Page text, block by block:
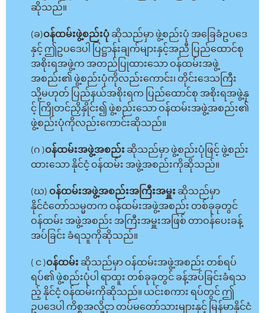
ဆိုသည်။
(ခ)ဝန်ထမ်းဖွဲ့စည်းပုံ ဆိုသည်မှာ ဖွဲ့စည်းပုံ အခြေခံဥပဒေ
နှင့် ဤဥပဒေပါ ပြဋ္ဌာန်းချက်များနှင့်အညီ ပြည်ထောင်စု
အစိုးရအဖွဲ့က အတည်ပြုထားသော ဝန်ထမ်းအဖွဲ့
အစည်း၏ ဖွဲ့စည်းပုံကိုလည်းကောင်း၊ တိုင်းဒေသကြီး
သို့မဟုတ် ပြည်နယ်အစိုးရက ပြည်ထောင်စု အစိုးရအဖွဲ့နှ
င့် ကြိုတင်ညှိနှိုင်း၍ ဖွဲ့စည်းသော ဝန်ထမ်းအဖွဲ့အစည်း၏
ဖွဲ့စည်းပုံကိုလည်းကောင်းဆိုသည်။
(ဂ )ဝန်ထမ်းအဖွဲ့အစည်း ဆိုသည်မှာ ဖွဲ့စည်းပုံဖြင့် ဖွဲ့စည်း
ထားသော နိုင်ငံ့ ဝန်ထမ်း အဖွဲ့အစည်းကိုဆိုသည်။
(ဃ) ဝန်ထမ်းအဖွဲ့အစည်းအကြီးအမှူး ဆိုသည်မှာ
နိုင်ငံတော်သမ္မတက ဝန်ထမ်းအဖွဲ့အစည်း တစ်ခုခုတွင်
ဝန်ထမ်း အဖွဲ့အစည်း အကြီးအမှူးအဖြစ် တာဝန်ပေးခန့်
အပ်ခြင်း ခံရသူကိုဆိုသည်။
( င )ဝန်ထမ်း ဆိုသည်မှာ ဝန်ထမ်းအဖွဲ့အစည်း တစ်ရပ်
ရပ်၏ ဖွဲ့စည်းပုံပါ ရာထူး တစ်ခုခုတွင် ခန့်အပ်ခြင်းခံရသ
ည့် နိုင်ငံ့ ဝန်ထမ်းကိုဆိုသည်။ ယင်းစကား ရပ်တွင် ဤ
ဥပဒေပါ ကိစ္စအလို့ငှာ တပ်မတော်သားများနှင့် မြန်မာနိုင်ငံ